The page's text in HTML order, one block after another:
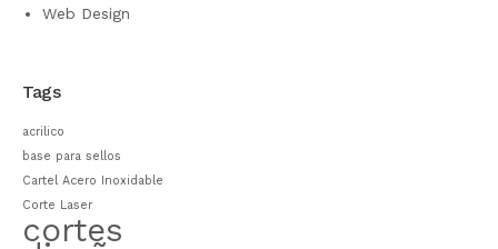
Web Design
Tags
acrilico
base para sellos
Cartel Acero Inoxidable
Corte Laser
cortes